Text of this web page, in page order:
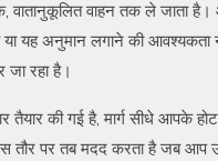
वाहन तक ले जाता है।
यह अनुमान लगाने की आवश्यकता
रहा है।
तैयार की गई है, मार्ग सीधे आपके
तौर पर तब मदद करता है जब आप